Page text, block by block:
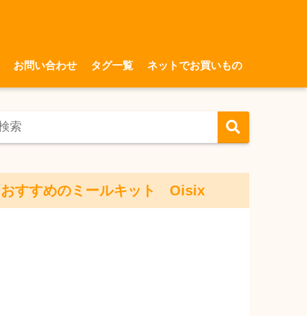
お問い合わせ タグ一覧 ネットでお買いもの
おすすめのミールキット Oisix